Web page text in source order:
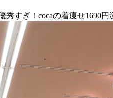
秀すぎ！cocaの着痩せ1690